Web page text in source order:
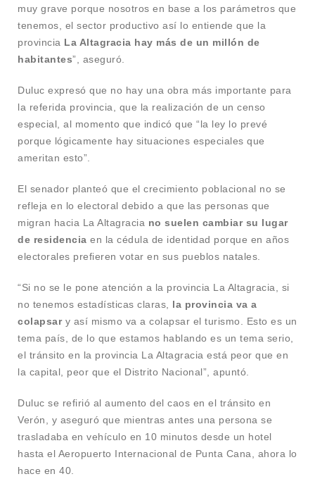
muy grave porque nosotros en base a los parámetros que
tenemos, el sector productivo así lo entiende que la
provincia La Altagracia hay más de un millón de
habitantes”, aseguró.
Duluc expresó que no hay una obra más importante para
la referida provincia, que la realización de un censo
especial, al momento que indicó que “la ley lo prevé
porque lógicamente hay situaciones especiales que
ameritan esto”.
El senador planteó que el crecimiento poblacional no se
refleja en lo electoral debido a que las personas que
migran hacia La Altagracia no suelen cambiar su lugar
de residencia en la cédula de identidad porque en años
electorales prefieren votar en sus pueblos natales.
“Si no se le pone atención a la provincia La Altagracia, si
no tenemos estadísticas claras,
la provincia va a
colapsary así mismo va a colapsar el turismo. Esto es un
tema país, de lo que estamos hablando es un tema serio,
el tránsito en la provincia La Altagracia está peor que en
la capital, peor que el Distrito Nacional”, apuntó.
Duluc se refirió al aumento del caos en el tránsito en
Verón, y aseguró que mientras antes una persona se
trasladaba en vehículo en 10 minutos desde un hotel
hasta el Aeropuerto Internacional de Punta Cana, ahora lo
hace en 40.